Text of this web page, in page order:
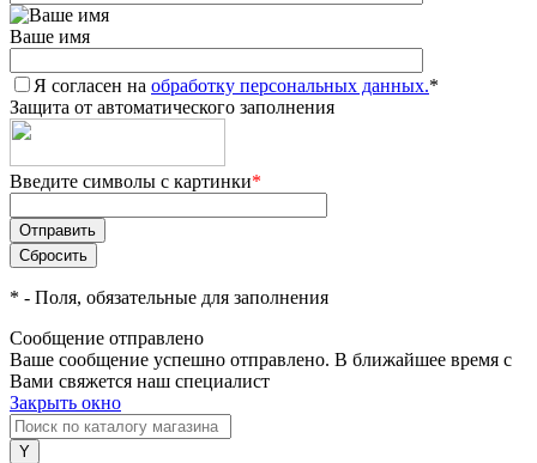
Ваше имя
Я согласен на обработку персональных данных.*
Защита от автоматического заполнения
Введите символы с картинки*
* - Поля, обязательные для заполнения
Сообщение отправлено
Ваше сообщение успешно отправлено. В ближайшее время с
Вами свяжется наш специалист
Закрыть окно